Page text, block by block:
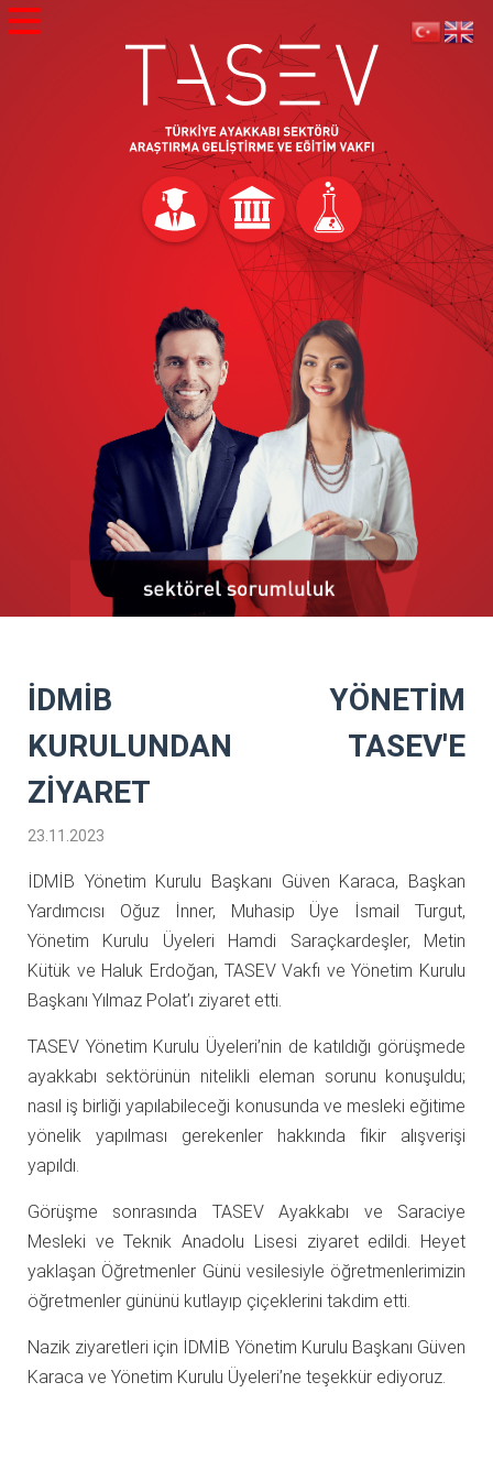
İDMİB YÖNETİM
KURULUNDAN TASEV'E
ZİYARET
23.11.2023
İDMİB Yönetim Kurulu Başkanı Güven Karaca, Başkan
Yardımcısı Oğuz İnner, Muhasip Üye İsmail Turgut,
Yönetim Kurulu Üyeleri Hamdi Saraçkardeşler, Metin
Kütük ve Haluk Erdoğan, TASEV Vakfı ve Yönetim Kurulu
Başkanı Yılmaz Polat’ı ziyaret etti.
TASEV Yönetim Kurulu Üyeleri’nin de katıldığı görüşmede
ayakkabı sektörünün nitelikli eleman sorunu konuşuldu;
nasıl iş birliği yapılabileceği konusunda ve mesleki eğitime
yönelik yapılması gerekenler hakkında fikir alışverişi
yapıldı.
Görüşme sonrasında TASEV Ayakkabı ve Saraciye
Mesleki ve Teknik Anadolu Lisesi ziyaret edildi. Heyet
yaklaşan Öğretmenler Günü vesilesiyle öğretmenlerimizin
öğretmenler gününü kutlayıp çiçeklerini takdim etti.
Nazik ziyaretleri için İDMİB Yönetim Kurulu Başkanı Güven
Karaca ve Yönetim Kurulu Üyeleri’ne teşekkür ediyoruz.